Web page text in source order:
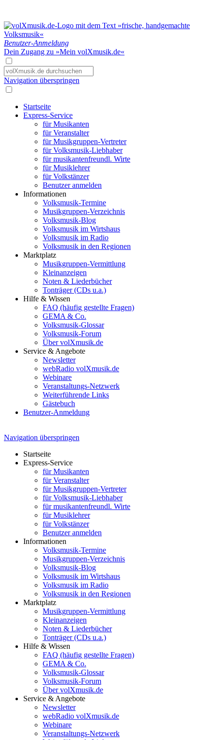
Benutzer-Anmeldung
Dein Zugang zu »Mein volXmusik.de«
Navigation überspringen
Startseite
Express-Service
für Musikanten
für Veranstalter
für Musikgruppen-Vertreter
für Volksmusik-Liebhaber
für musikantenfreundl. Wirte
für Musiklehrer
für Volkstänzer
Benutzer anmelden
Informationen
Volksmusik-Termine
Musikgruppen-Verzeichnis
Volksmusik-Blog
Volksmusik im Wirtshaus
Volksmusik im Radio
Volksmusik in den Regionen
Marktplatz
Musikgruppen-Vermittlung
Kleinanzeigen
Noten & Liederbücher
Tonträger (CDs u.a.)
Hilfe & Wissen
FAQ (häufig gestellte Fragen)
GEMA & Co.
Volksmusik-Glossar
Volksmusik-Forum
Über volXmusik.de
Service & Angebote
Newsletter
webRadio volXmusik.de
Webinare
Veranstaltungs-Netzwerk
Weiterführende Links
Gästebuch
Benutzer-Anmeldung
Navigation überspringen
Startseite
Express-Service
für Musikanten
für Veranstalter
für Musikgruppen-Vertreter
für Volksmusik-Liebhaber
für musikantenfreundl. Wirte
für Musiklehrer
für Volkstänzer
Benutzer anmelden
Informationen
Volksmusik-Termine
Musikgruppen-Verzeichnis
Volksmusik-Blog
Volksmusik im Wirtshaus
Volksmusik im Radio
Volksmusik in den Regionen
Marktplatz
Musikgruppen-Vermittlung
Kleinanzeigen
Noten & Liederbücher
Tonträger (CDs u.a.)
Hilfe & Wissen
FAQ (häufig gestellte Fragen)
GEMA & Co.
Volksmusik-Glossar
Volksmusik-Forum
Über volXmusik.de
Service & Angebote
Newsletter
webRadio volXmusik.de
Webinare
Veranstaltungs-Netzwerk